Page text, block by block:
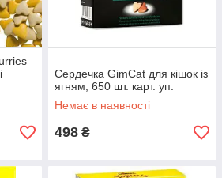
Сердечка GimCat для кішок із
ягням, 650 шт. карт. уп.
Немає в наявності
498 ₴